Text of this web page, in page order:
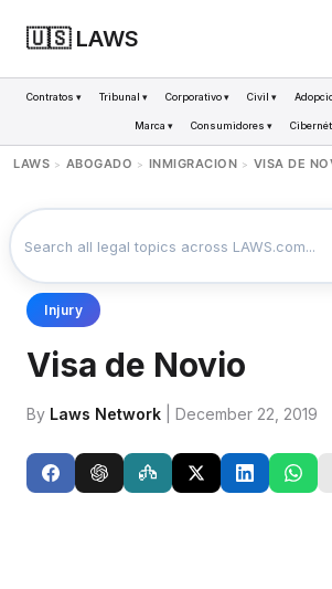
🇺🇸 LAWS
Contratos ▾ Tribunal ▾ Corporativo ▾ Civil ▾
Marca ▾ Consumidores ▾
LAWS > ABOGADO > INMIGRACION > VISA DE
Injury
Visa de Novio
By Laws Network | December 22, 2019